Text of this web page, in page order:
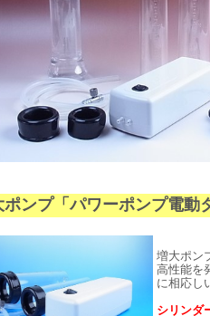
ポンプ「パワーポンプ電動
増大ポン
高性能を
に相応し
シリンダ